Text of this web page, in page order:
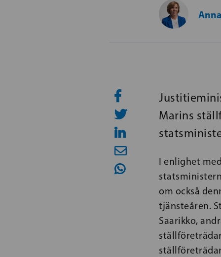
Marins
I enlighet
om också
tjänsteåren.
Saarikko,